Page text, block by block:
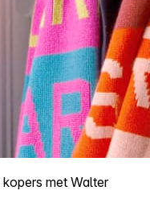
kopers met Walter